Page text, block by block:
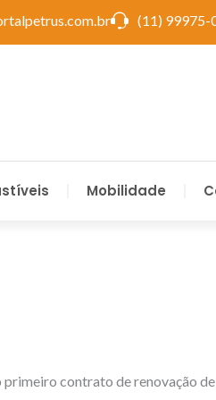
(11) 99975-
Mobilidade
contrato de renovação